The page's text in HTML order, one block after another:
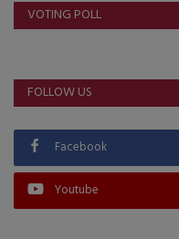
VOTING POLL
FOLLOW US
Facebook
Youtube